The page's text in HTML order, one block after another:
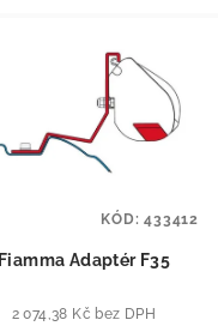
Fiamma Adaptér F35
2 074,38 Kč bez DPH
KÓD:433412